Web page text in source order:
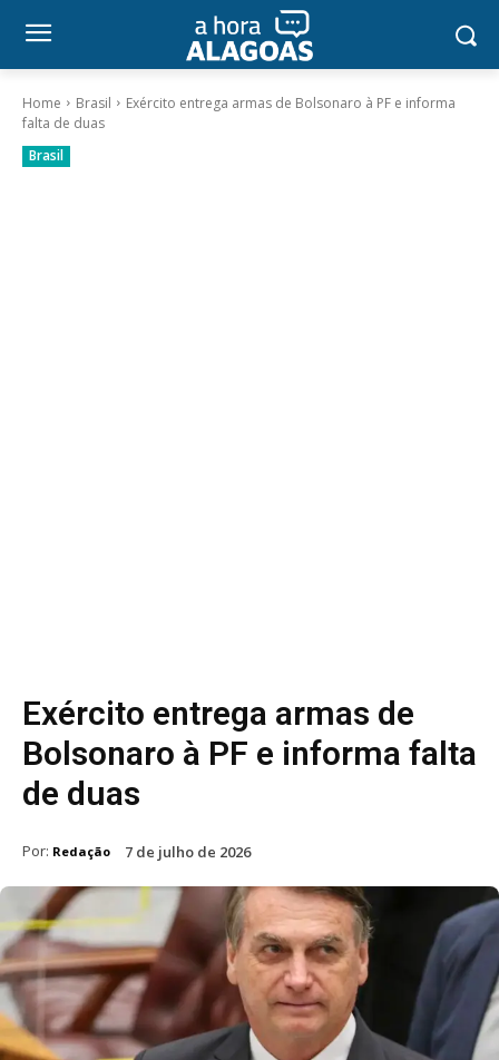
Home Brasil
Exército entrega armas de Bolsonaro à PF e informa
falta de duas
Brasil
Exército entrega armas de
Bolsonaro à PF e informa falta
de duas
Por: Redação 7 de julho de 2026